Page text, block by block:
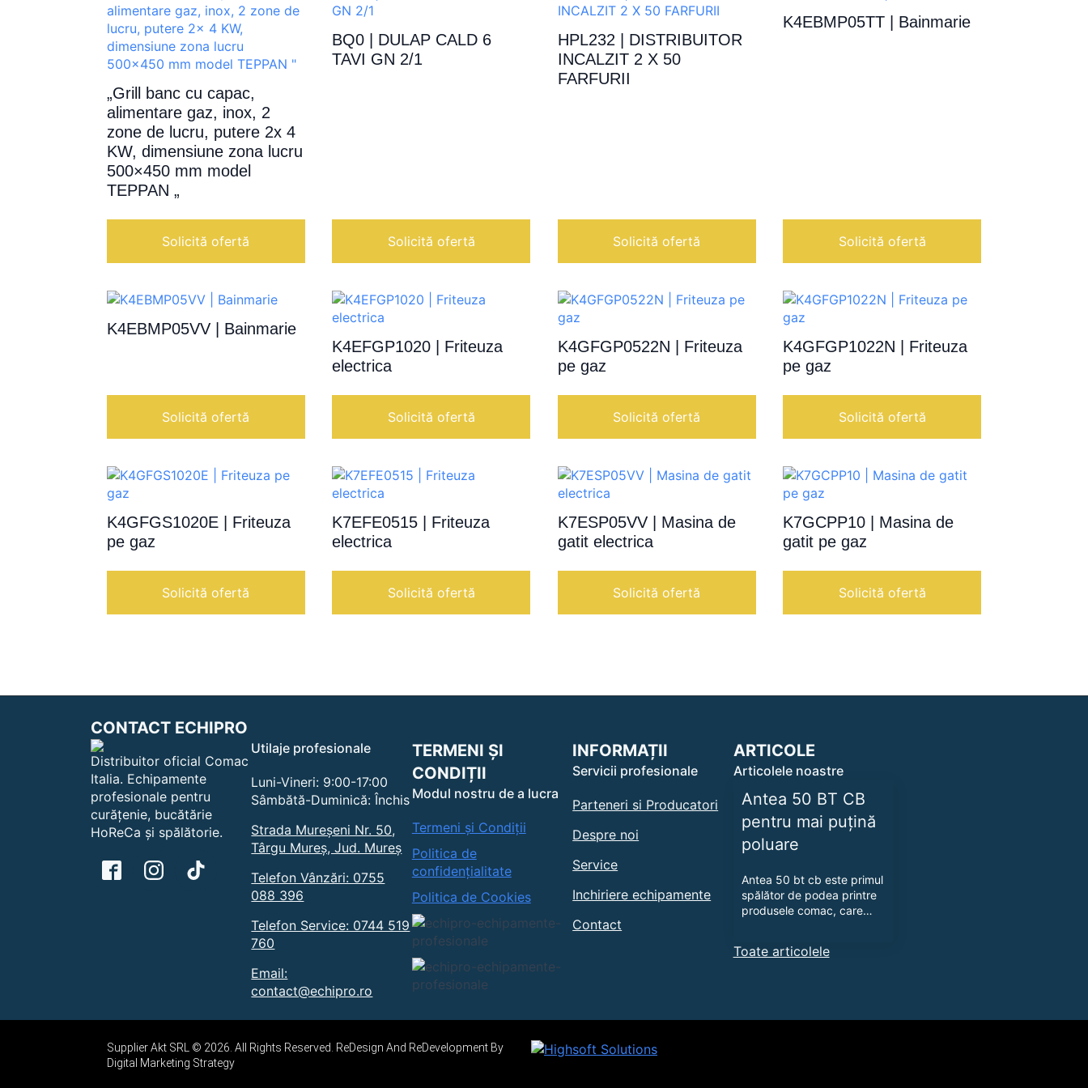
„Grill banc cu capac,
alimentare gaz, inox, 2
zone de lucru, putere 2x 4
KW, dimensiune zona lucru
500×450 mm model
TEPPAN „
Solicită ofertă
BQ0 | DULAP CALD 6
TAVI GN 2/1
Solicită ofertă
HPL232 | DISTRIBUITOR
INCALZIT 2 X 50
FARFURII
Solicită ofertă
K4EBMP05TT | Bainmarie
Solicită ofertă
K4EBMP05VV | Bainmarie
Solicită ofertă
K4EFGP1020 | Friteuza
electrica
Solicită ofertă
K4GFGP0522N | Friteuza
pe gaz
Solicită ofertă
K4GFGP1022N | Friteuza
pe gaz
Solicită ofertă
K4GFGS1020E | Friteuza
pe gaz
Solicită ofertă
K7EFE0515 | Friteuza
electrica
Solicită ofertă
K7ESP05VV | Masina de
gatit electrica
Solicită ofertă
K7GCPP10 | Masina de
gatit pe gaz
Solicită ofertă
CONTACT ECHIPRO
Distribuitor oficial Comac
Italia. Echipamente
profesionale pentru
curățenie, bucătărie
HoReCa și spălătorie.
Utilaje profesionale
Luni-Vineri: 9:00-17:00
Sâmbătă-Duminică: Închis
Strada Mureșeni Nr. 50,
Târgu Mureș, Jud. Mureș
Telefon Vânzări: 0755
088 396
Telefon Service: 0744 519
760
Email:
contact@echipro.ro
TERMENI ȘI
CONDIȚII
Modul nostru de a lucra
Termeni și Condiții
Politica de
confidențialitate
Politica de Cookies
INFORMAȚII
Servicii profesionale
Parteneri si Producatori
Despre noi
Service
Inchiriere echipamente
Contact
ARTICOLE
Articolele noastre
Antea 50 BT CB
pentru mai puțină
poluare
Antea 50 bt cb este primul
spălător de podea printre
produsele comac, care…
Toate articolele
Supplier Akt SRL © 2026. All Rights Reserved. ReDesign And ReDevelopment By
Digital Marketing Strategy